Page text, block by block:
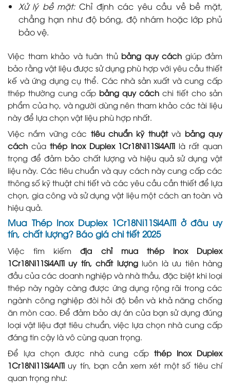
Xử lý bề mặt:Chỉ định các yêu cầu về bề mặt,
chẳng hạn như độ bóng, độ nhám hoặc lớp phủ
bảo vệ.
Việc tham khảo và tuân thủ bảng quy cách giúp đảm
bảo rằng vật liệu được sử dụng phù hợp với yêu cầu thiết
kế và ứng dụng cụ thể. Các nhà sản xuất và cung cấp
thép thường cung cấp bảng quy cách chi tiết cho sản
phẩm của họ, và người dùng nên tham khảo các tài liệu
này để lựa chọn vật liệu phù hợp nhất.
Việc nắm vững các tiêu chuẩn kỹ thuậtvà bảng quy
cách của thép Inox Duplex 1Cr18Ni11Si4AlTi là rất quan
trọng để đảm bảo chất lượng và hiệu quả sử dụng vật
liệu này. Các tiêu chuẩn và quy cách này cung cấp các
thông số kỹ thuật chi tiết và các yêu cầu cần thiết để lựa
chọn, gia công và sử dụng vật liệu một cách an toàn và
hiệu quả.
Mua Thép Inox Duplex 1Cr18Ni11Si4AlTi ở đâu uy
tín, chất lượng? Báo giá chi tiết 2025
Việc tìm kiếmđịa chỉ mua thép Inox Duplex
1Cr18Ni11Si4AlTi uy tín, chất lượngluôn là ưu tiên hàng
đầu của các doanh nghiệp và nhà thầu, đặc biệt khi loại
thép này ngày càng được ứng dụng rộng rãi trong các
ngành công nghiệp đòi hỏi độ bền và khả năng chống
ăn mòn cao. Để đảm bảo dự án của bạn sử dụng đúng
loại vật liệu đạt tiêu chuẩn, việc lựa chọn nhà cung cấp
đáng tin cậy là vô cùng quan trọng.
Để lựa chọn được nhà cung cấpthép Inox Duplex
1Cr18Ni11Si4AlTi uy tín, bạn cần xem xét một số tiêu chí
quan trọng như: